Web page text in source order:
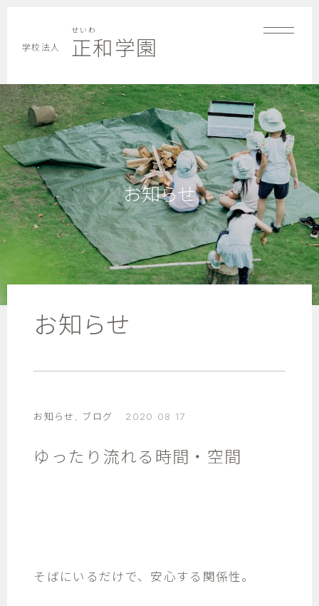
学校法人
せいわ
正和学園
お知らせ
お知らせ
お知らせ ブログ 2020 08 17
ゆったり流れる時間・空間
そばにいるだけで、安心する関係性。